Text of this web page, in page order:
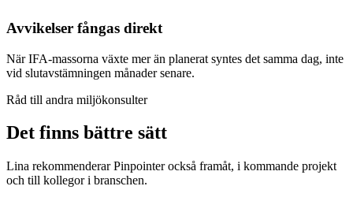
Avvikelser fångas direkt
När IFA-massorna växte mer än planerat syntes det samma dag, inte
vid slutavstämningen månader senare.
Råd till andra miljökonsulter
Det finns bättre sätt
Lina rekommenderar Pinpointer också framåt, i kommande projekt
och till kollegor i branschen.